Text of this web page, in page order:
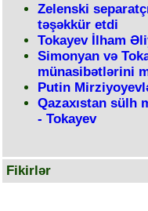
Zelenski
təşəkkür etdi
Tokayev İlham
Simonyan və
münasibətlərini
Putin
Qazaxıstan sülh
- Tokayev
Fikirlər